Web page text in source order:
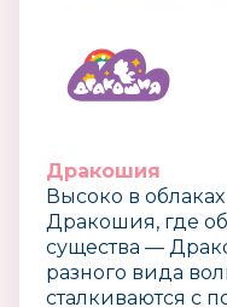
Дракошия
Высоко в
Дракошия, где
существа —
разного вида
сталкиваются с